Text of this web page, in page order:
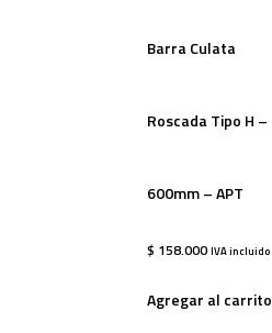
Barra Culata
Roscada Tipo H –
600mm – APT
$ 158.000 IVA incluido
Agregar al carrito